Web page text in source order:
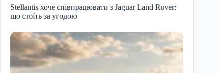
Stellantis хоче співпрацювати з Jaguar Land Rover:
що стоїть за угодою